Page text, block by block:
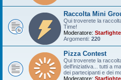
Raccolta Mini
Qui troverete la
Time!
Moderatore:
Argomenti: 220
Pizza Contest
Qui troverete la
dell'iniziativa... tutti a
dei partecipanti e dei
Moderatore: